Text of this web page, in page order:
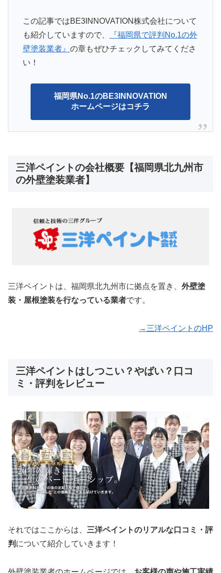
この記事ではBE3INNOVATION株式会社について
も紹介していますので、
『福岡県で評判No.1の外
壁塗装業者』 の章もぜひチェックしてみてくださ
い！
福岡県No.1のBE3INNOVATION
ホームページはコチラ
三洋ペイントの会社概要【福岡県北九州市
の外壁塗装業者】
三洋ペイントは、福岡県北九州市に拠点を置き、 外壁塗
装・屋根塗装を行なっている業者です。
→三洋ペイントのHP
三洋ペイントはしつこい？やばい？口コ
ミ・評判をレビュー
それではここからは、 三洋ペイントのリアルな口コミ・評
判 について紹介していきます！